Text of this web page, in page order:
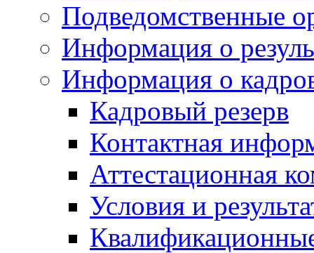
Подведомственные
Информация о
Информация о
Кадровый резерв
Контактная
Аттестационная
Условия и